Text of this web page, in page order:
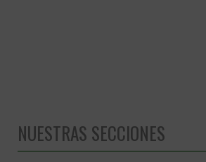
NUESTRAS SECCIONES